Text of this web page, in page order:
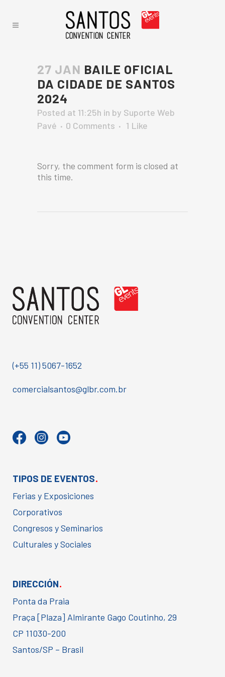
27 JAN BAILE OFICIAL
DA CIDADE DE SANTOS
2024
Posted at 11:25h in by Suporte Web
Pavé
0 Comments 1 Like
Sorry, the comment form is closed at
this time.
(+55 11) 5067-1652
comercialsantos@glbr.com.br
TIPOS DE EVENTOS.
Ferias y Exposiciones
Corporativos
Congresos y Seminarios
Culturales y Sociales
DIRECCIÓN.
Ponta da Praia
Praça [Plaza] Almirante Gago Coutinho, 29
CP 11030-200
Santos/SP – Brasil